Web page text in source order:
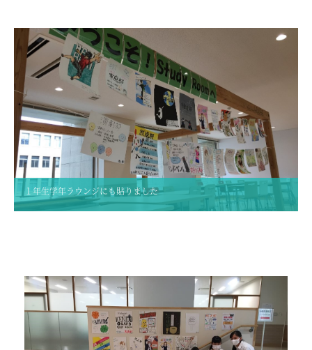
よくあるご質問
INFORMATION
総合案内
ニュース・トピック
お問い合わせ
キャンパスマップ
アクセスマップ
緊急・災害時の対応
ご支援をお考えの方へ
地の塩、世の光（スクールモットー）
１年生学年ラウンジにも貼りました